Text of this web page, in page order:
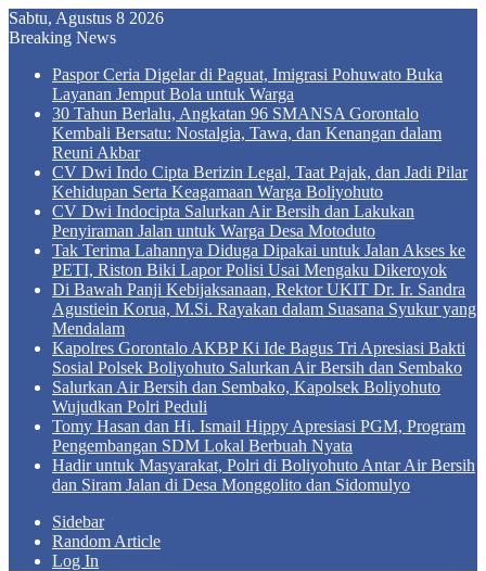
Sabtu, Agustus 8 2026
Breaking News
Paspor Ceria Digelar di Paguat, Imigrasi Pohuwato Buka
Layanan Jemput Bola untuk Warga
30 Tahun Berlalu, Angkatan 96 SMANSA Gorontalo
Kembali Bersatu: Nostalgia, Tawa, dan Kenangan dalam
Reuni Akbar
CV Dwi Indo Cipta Berizin Legal, Taat Pajak, dan Jadi Pilar
Kehidupan Serta Keagamaan Warga Boliyohuto
CV Dwi Indocipta Salurkan Air Bersih dan Lakukan
Penyiraman Jalan untuk Warga Desa Motoduto
Tak Terima Lahannya Diduga Dipakai untuk Jalan Akses ke
PETI, Riston Biki Lapor Polisi Usai Mengaku Dikeroyok
Di Bawah Panji Kebijaksanaan, Rektor UKIT Dr. Ir. Sandra
Agustiein Korua, M.Si. Rayakan dalam Suasana Syukur yang
Mendalam
Kapolres Gorontalo AKBP Ki Ide Bagus Tri Apresiasi Bakti
Sosial Polsek Boliyohuto Salurkan Air Bersih dan Sembako
Salurkan Air Bersih dan Sembako, Kapolsek Boliyohuto
Wujudkan Polri Peduli
Tomy Hasan dan Hi. Ismail Hippy Apresiasi PGM, Program
Pengembangan SDM Lokal Berbuah Nyata
Hadir untuk Masyarakat, Polri di Boliyohuto Antar Air Bersih
dan Siram Jalan di Desa Monggolito dan Sidomulyo
Sidebar
Random Article
Log In